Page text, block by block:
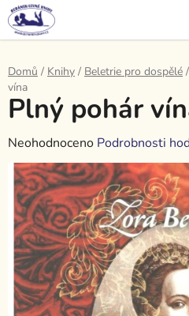
Přejít
na
obsah
Domů / Knihy / Beletrie pro dospělé /
vína
Plný pohár
Průměrné
hodnocení
produktu
je
0,0
5
hvězdiček.
Neohodnoceno Podrobnosti